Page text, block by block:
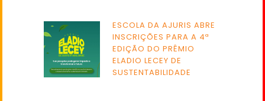
ESCOLA DA AJURIS ABRE
INSCRIÇÕES PARA A 4ª
EDIÇÃO DO PRÊMIO
ELADIO LECEY DE
SUSTENTABILIDADE